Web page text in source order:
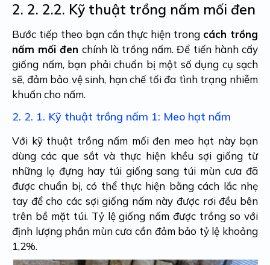
2. 2. 2.2. Kỹ thuật trồng nấm mối đen
Bước tiếp theo bạn cần thực hiện trong cách trồng
nấm mối đen chính là trồng nấm. Để tiến hành cấy
giống nấm, bạn phải chuẩn bị một số dụng cụ sạch
sẽ, đảm bảo vệ sinh, hạn chế tối đa tình trạng nhiễm
khuẩn cho nấm.
2. 2. 1. Kỹ thuật trồng nấm 1: Meo hạt nấm
Với kỹ thuật trồng nấm mối đen meo hạt này bạn
dùng các que sắt và thực hiện khều sợi giống từ
những lọ đựng hay túi giống sang túi mùn cưa đã
được chuẩn bị, có thể thực hiện bằng cách lắc nhẹ
tay để cho các sợi giống nấm này được rơi đều bên
trên bề mặt túi. Tỷ lệ giống nấm được trồng so với
định lượng phần mùn cưa cần đảm bảo tỷ lệ khoảng
1,2%.